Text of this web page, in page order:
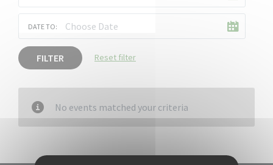
DATE TO:
FILTER Reset filter
No events matched your criteria